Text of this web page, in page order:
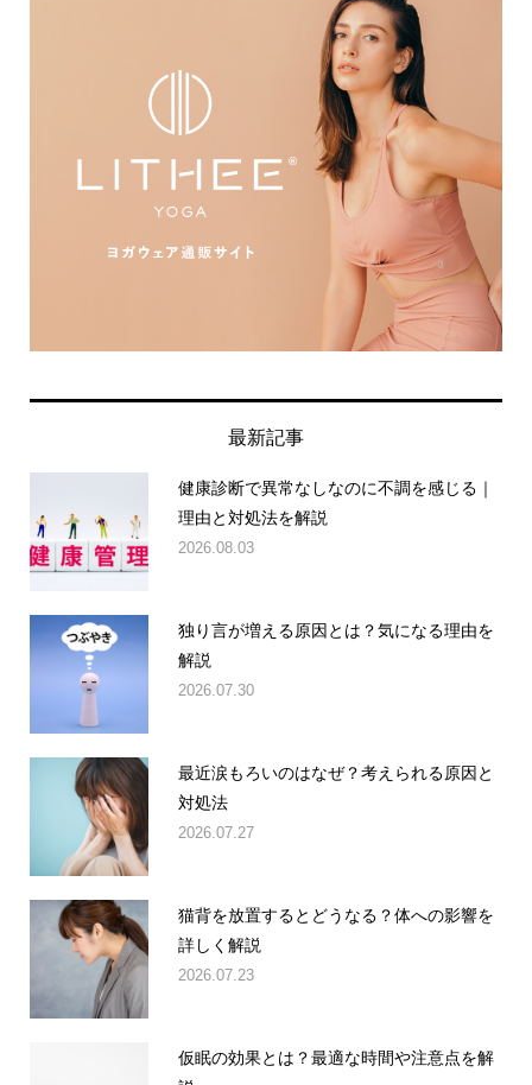
最新記事
健康診断で異常なしなのに不調を感じる｜
理由と対処法を解説
2026.08.03
独り言が増える原因とは？気になる理由を
解説
2026.07.30
最近涙もろいのはなぜ？考えられる原因と
対処法
2026.07.27
猫背を放置するとどうなる？体への影響を
詳しく解説
2026.07.23
仮眠の効果とは？最適な時間や注意点を解